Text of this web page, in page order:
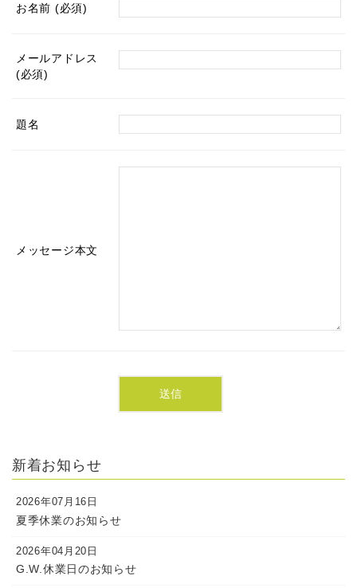
お名前 (必須)
メールアドレス
(必須)
題名
メッセージ本文
新着お知らせ
2026年07月16日
夏季休業のお知らせ
2026年04月20日
G.W.休業日のお知らせ